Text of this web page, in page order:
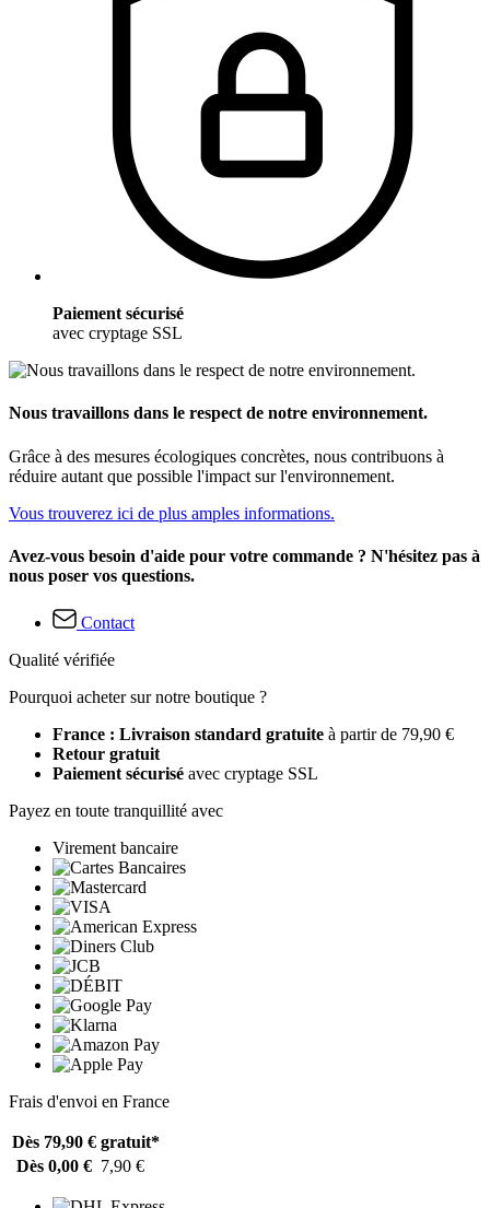
Paiement sécurisé
avec cryptage SSL
Nous travaillons dans le respect de notre environnement.
Grâce à des mesures écologiques concrètes, nous contribuons à
réduire autant que possible l'impact sur l'environnement.
Vous trouverez ici de plus amples informations.
Avez-vous besoin d'aide pour votre commande ? N'hésitez pas à
nous poser vos questions.
Contact
Qualité vérifiée
Pourquoi acheter sur notre boutique ?
France : Livraison standard gratuite à partir de 79,90 €
Retour gratuit
Paiement sécurisé avec cryptage SSL
Payez en toute tranquillité avec
Virement bancaire
Frais d'envoi en France
Dès 79,90 € gratuit*
Dès 0,00 € 7,90 €